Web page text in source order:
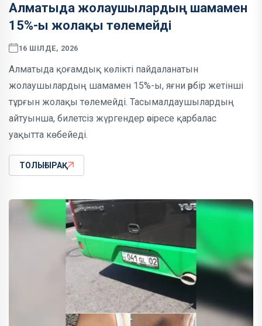
Алматыда жолаушылардың шамамен
15%-ы жолақы төлемейді
16 ШІЛДЕ, 2026
Алматыда қоғамдық көлікті пайдаланатын
жолаушылардың шамамен 15%-ы, яғни әрбір жетінші
тұрғын жолақы төлемейді. Тасымалдаушылардың
айтуынша, билетсіз жүргендер әсіресе қарбалас
уақытта көбейеді.
ТОЛЫҒЫРАҚ